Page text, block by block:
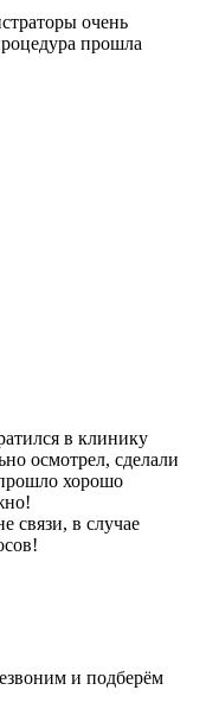
очень
прошла
в клинику
осмотрел, сделали
хорошо
связи, в случае
и подберём